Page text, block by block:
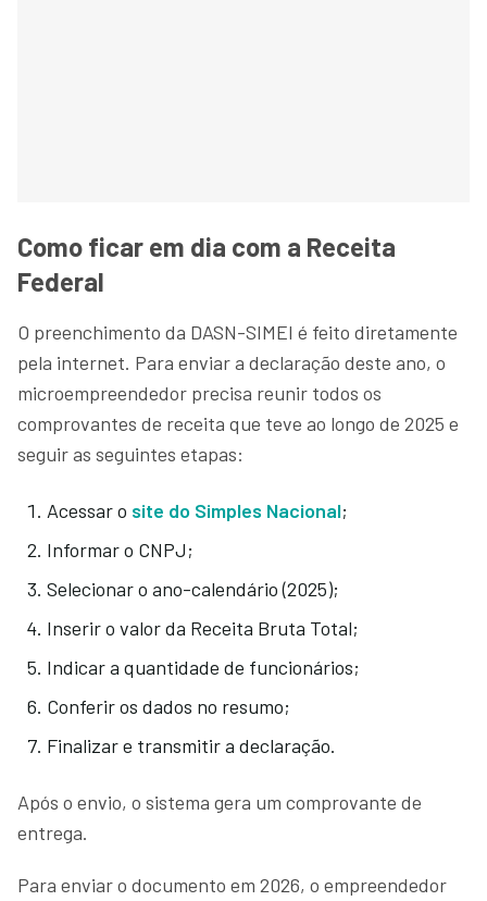
Como ficar em dia com a Receita
Federal
O preenchimento da DASN-SIMEI é feito diretamente
pela internet. Para enviar a declaração deste ano, o
microempreendedor precisa reunir todos os
comprovantes de receita que teve ao longo de 2025 e
seguir as seguintes etapas:
Acessar o site do Simples Nacional;
Informar o CNPJ;
Selecionar o ano-calendário (2025);
Inserir o valor da Receita Bruta Total;
Indicar a quantidade de funcionários;
Conferir os dados no resumo;
Finalizar e transmitir a declaração.
Após o envio, o sistema gera um comprovante de
entrega.
Para enviar o documento em 2026, o empreendedor